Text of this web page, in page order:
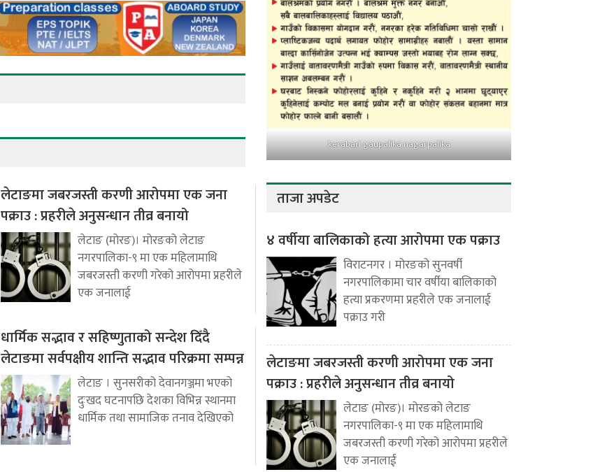
लेटाङमा जबरजस्ती करणी आरोपमा एक जना
पक्राउ : प्रहरीले अनुसन्धान तीव्र बनायो
लेटाङ (मोरङ)। मोरङको लेटाङ
नगरपालिका-९ मा एक महिलामाथि
जबरजस्ती करणी गरेको आरोपमा प्रहरीले
एक जनालाई
धार्मिक सद्भाव र सहिष्णुताको सन्देश दिँदै
लेटाङमा सर्वपक्षीय शान्ति सद्भाव परिक्रमा सम्पन्न
लेटाङ । सुनसरीको देवानगञ्जमा भएको
दुःखद घटनापछि देशका विभिन्न स्थानमा
धार्मिक तथा सामाजिक तनाव देखिएको
kerabari gaupalika nagarpalika
ताजा अपडेट
४ वर्षीया बालिकाको हत्या आरोपमा एक पक्राउ
विराटनगर । मोरङको सुनवर्षी
नगरपालिकामा चार वर्षीया बालिकाको
हत्या प्रकरणमा प्रहरीले एक जनालाई
पक्राउ गरी
लेटाङमा जबरजस्ती करणी आरोपमा एक जना
पक्राउ : प्रहरीले अनुसन्धान तीव्र बनायो
लेटाङ (मोरङ)। मोरङको लेटाङ
नगरपालिका-९ मा एक महिलामाथि
जबरजस्ती करणी गरेको आरोपमा प्रहरीले
एक जनालाई